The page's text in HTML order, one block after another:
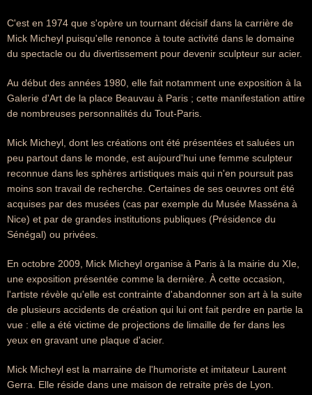
C'est en 1974 que s'opère un tournant décisif dans la carrière de
Mick Micheyl puisqu'elle renonce à toute activité dans le domaine
du spectacle ou du divertissement pour devenir sculpteur sur acier.
Au début des années 1980, elle fait notamment une exposition à la
Galerie d'Art de la place Beauvau à Paris ; cette manifestation attire
de nombreuses personnalités du Tout-Paris.
Mick Micheyl, dont les créations ont été présentées et saluées un
peu partout dans le monde, est aujourd'hui une femme sculpteur
reconnue dans les sphères artistiques mais qui n'en poursuit pas
moins son travail de recherche. Certaines de ses oeuvres ont été
acquises par des musées (cas par exemple du Musée Masséna à
Nice) et par de grandes institutions publiques (Présidence du
Sénégal) ou privées.
En octobre 2009, Mick Micheyl organise à Paris à la mairie du XIe,
une exposition présentée comme la dernière. À cette occasion,
l'artiste révèle qu'elle est contrainte d'abandonner son art à la suite
de plusieurs accidents de création qui lui ont fait perdre en partie la
vue : elle a été victime de projections de limaille de fer dans les
yeux en gravant une plaque d'acier.
Mick Micheyl est la marraine de l'humoriste et imitateur Laurent
Gerra. Elle réside dans une maison de retraite près de Lyon.